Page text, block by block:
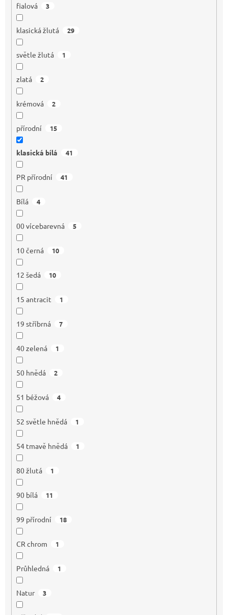
fialová 3
klasická žlutá 29
světle žlutá 1
zlatá 2
krémová 2
přírodní 15
klasická bílá 41
PR přírodní 41
Bílá 4
00 vícebarevná 5
10 černá 10
12 šedá 10
15 antracit 1
19 stříbrná 7
40 zelená 1
50 hnědá 2
51 béžová 4
52 světle hnědá 1
54 tmavě hnědá 1
80 žlutá 1
90 bílá 11
99 přírodní 18
CR chrom 1
Průhledná 1
Natur 3